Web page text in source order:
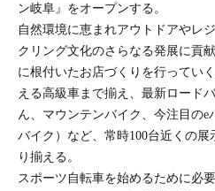
ン岐阜』をオープンする。
自然環境に恵まれアウトドアやレ
クリング文化のさらなる発展に貢
に根付いたお店づくりを行ってい
える高級車まで揃え、最新ロード
ん、マウンテンバイク、今注目の
バイク）など、常時100台近くの展
り揃える。
スポーツ自転車を始めるために必